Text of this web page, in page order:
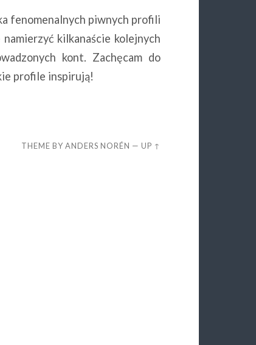
fenomenalnych piwnych profili
kilkanaście kolejnych
kont. Zachęcam do
profile inspirują!
THEME BYANDERS NORÉN —UP ↑